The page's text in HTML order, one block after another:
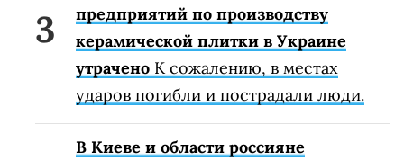
предприятий по производству
керамической плитки в Украине
утрачено К сожалению, в местах
ударов погибли и пострадали люди.
В Киеве и области россияне